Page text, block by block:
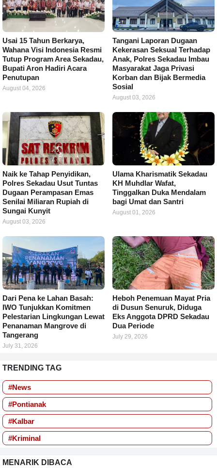
Usai 15 Tahun Berkarya,
Wahana Visi Indonesia Resmi
Tutup Program Area Sekadau,
Bupati Aron Hadiri Acara
Penutupan
August 04, 2026
Tangani Laporan Dugaan
Kekerasan Seksual Terhadap
Anak, Polres Sekadau Imbau
Masyarakat Jaga Privasi
Korban dan Bijak Bermedia
Sosial
August 03, 2026
Naik ke Tahap Penyidikan,
Polres Sekadau Usut Tuntas
Dugaan Perampasan Emas
Senilai Miliaran Rupiah di
Sungai Kunyit
August 03, 2026
Ulama Kharismatik Sekadau
KH Muhdlar Wafat,
Tinggalkan Duka Mendalam
bagi Umat dan Santri
August 01, 2026
Dari Pena ke Lahan Basah:
IWO Tunjukkan Komitmen
Pelestarian Lingkungan Lewat
Penanaman Mangrove di
Tangerang
July 31, 2026
Heboh Penemuan Mayat Pria
di Dusun Senuruk, Diduga
Eks Anggota DPRD Sekadau
Dua Periode
July 29, 2026
TRENDING TAG
#News
#Pontianak
#Kalbar
#Kriminal
MENARIK DIBACA